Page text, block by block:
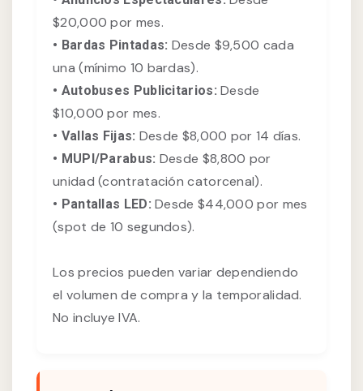
$20,000 por mes.
• Bardas Pintadas: Desde $9,500 cada
una (mínimo 10 bardas).
• Autobuses Publicitarios: Desde
$10,000 por mes.
• Vallas Fijas: Desde $8,000 por 14 días.
• MUPI/Parabus: Desde $8,800 por
unidad (contratación catorcenal).
• Pantallas LED: Desde $44,000 por mes
(spot de 10 segundos).
Los precios pueden variar dependiendo
el volumen de compra y la temporalidad.
No incluye IVA.